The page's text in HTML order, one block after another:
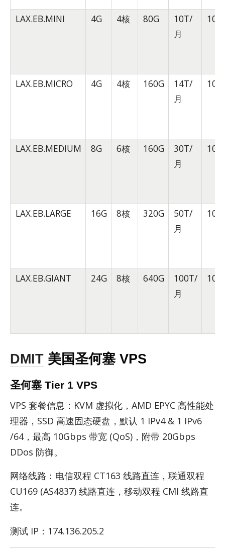
LAX.EB.MINI 4G 4核 80G
10T/
月
LAX.EB.MICRO 4G 4核 160G
14T/
月
LAX.EB.MEDIUM 8G 6核 160G
30T/
月
LAX.EB.LARGE 16G 8核 320G
50T/
月
LAX.EB.GIANT 24G 8核 640G
100T/
月
DMIT 美国圣何塞 VPS
圣何塞 Tier 1 VPS
VPS 套餐信息：KVM 虚拟化，AMD EPYC 高性能处
理器，SSD 高速固态硬盘，默认 1 IPv4 & 1 IPv6
/64，最高 10Gbps 带宽 (QoS)，附带 20Gbps
DDos 防御。
网络线路：电信双程 CT163 线路直连，联通双程
CU169 (AS4837) 线路直连，移动双程 CMI 线路直
连。
测试 IP：174.136.205.2